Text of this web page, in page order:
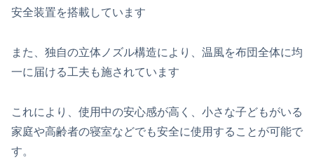
安全装置を搭載しています
また、独自の立体ノズル構造により、温風を布団全体に均
一に届ける工夫も施されています
これにより、使用中の安心感が高く、小さな子どもがいる
家庭や高齢者の寝室などでも安全に使用することが可能で
す。